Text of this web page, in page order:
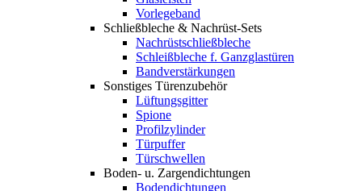
Vorlegeband
Schließbleche & Nachrüst-Sets
Nachrüstschließbleche
Schleißbleche f. Ganzglastüren
Bandverstärkungen
Sonstiges Türenzubehör
Lüftungsgitter
Spione
Profilzylinder
Türpuffer
Türschwellen
Boden- u. Zargendichtungen
Bodendichtungen